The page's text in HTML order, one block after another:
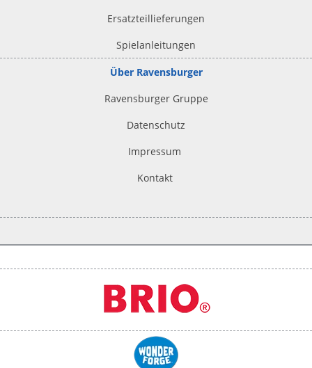
Ersatzteillieferungen
Spielanleitungen
Über Ravensburger
Ravensburger Gruppe
Datenschutz
Impressum
Kontakt